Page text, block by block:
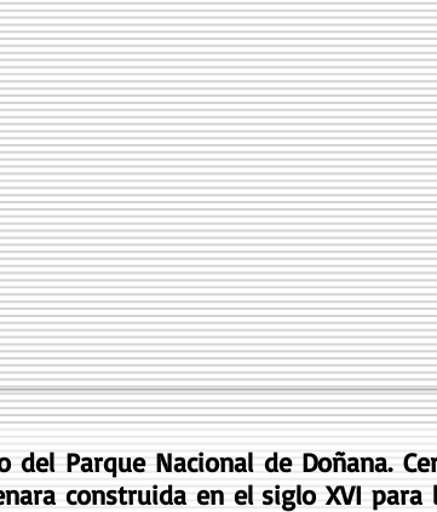
Parque Nacional de Doñana.
construida en el siglo XVI para